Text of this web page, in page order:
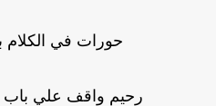
حورات في الكلام
رحيم واقف علي باب